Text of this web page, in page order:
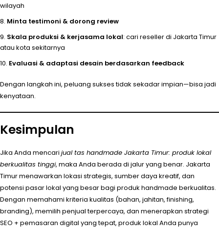
wilayah
Minta testimoni & dorong review
Skala produksi & kerjasama lokal: cari reseller di Jakarta Timur
atau kota sekitarnya
Evaluasi & adaptasi desain berdasarkan feedback
Dengan langkah ini, peluang sukses tidak sekadar impian—bisa jadi
kenyataan.
Kesimpulan
Jika Anda mencari jual tas handmade Jakarta Timur: produk lokal
berkualitas tinggi, maka Anda berada di jalur yang benar. Jakarta
Timur menawarkan lokasi strategis, sumber daya kreatif, dan
potensi pasar lokal yang besar bagi produk handmade berkualitas.
Dengan memahami kriteria kualitas (bahan, jahitan, finishing,
branding), memilih penjual terpercaya, dan menerapkan strategi
SEO + pemasaran digital yang tepat, produk lokal Anda punya